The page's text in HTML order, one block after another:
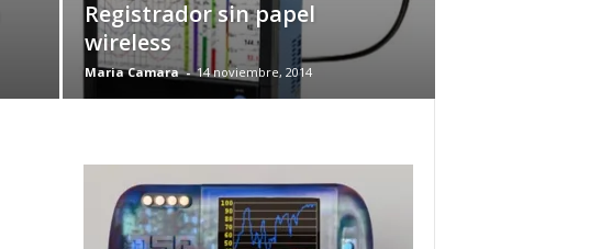
Registrador sin papel
wireless
Maria Camara - 14 noviembre, 2014